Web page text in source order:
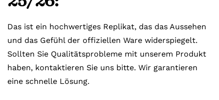
Das ist ein hochwertiges Replikat, das das Aussehen
und das Gefühl der offiziellen Ware widerspiegelt.
Sollten Sie Qualitätsprobleme mit unserem Produkt
haben, kontaktieren Sie uns bitte. Wir garantieren
eine schnelle Lösung.